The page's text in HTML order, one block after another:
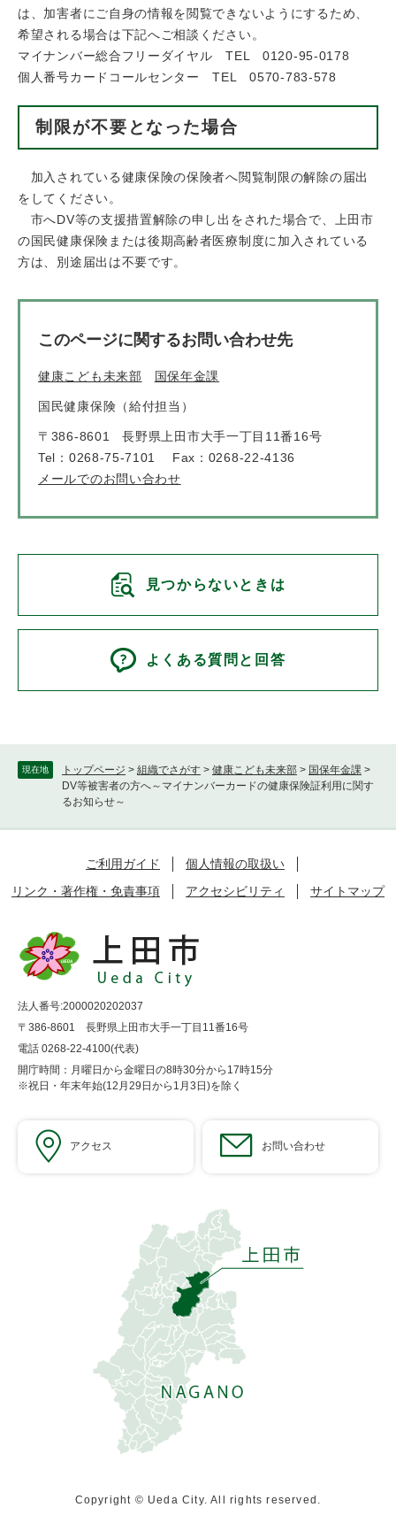
現在地 トップページ > 組織でさがす > 健康こども未来部 > 国保年金課 >
DV等被害者の方へ～マイナンバーカードの健康保険証利用に関す
るお知らせ～
は、加害者にご自身の情報を閲覧できないようにするため、
希望される場合は下記へご相談ください。
マイナンバー総合フリーダイヤル TEL 0120-95-0178
個人番号カードコールセンター TEL 0570-783-578
制限が不要となった場合
加入されている健康保険の保険者へ閲覧制限の解除の届出
をしてください。
市へDV等の支援措置解除の申し出をされた場合で、上田市
の国民健康保険または後期高齢者医療制度に加入されている
方は、別途届出は不要です。
このページに関するお問い合わせ先
健康こども未来部 国保年金課
国民健康保険（給付担当）
〒386-8601
長野県上田市大手一丁目11番16号
Tel：0268-75-7101
Fax：0268-22-4136
メールでのお問い合わせ
見つからないときは
よくある質問と回答
ご利用ガイド
個人情報の取扱い
リンク・著作権・免責事項
アクセシビリティ サイトマップ
法人番号:2000020202037
〒386-8601 長野県上田市大手一丁目11番16号
電話 0268-22-4100(代表)
開庁時間：月曜日から金曜日の8時30分から17時15分
※祝日・年末年始(12月29日から1月3日)を除く
アクセス お問い合わせ
Copyright © Ueda City. All rights reserved.